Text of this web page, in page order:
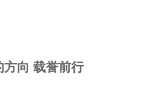
方向 载誉前行